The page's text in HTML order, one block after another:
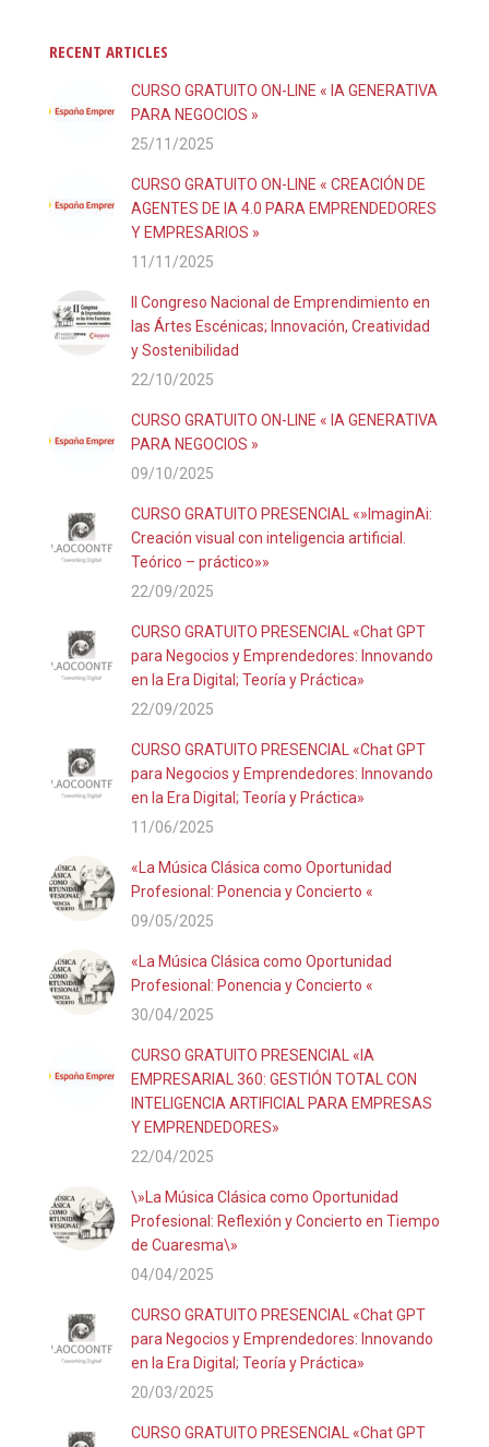
RECENT ARTICLES
CURSO GRATUITO ON-LINE « IA GENERATIVA
PARA NEGOCIOS »
25/11/2025
CURSO GRATUITO ON-LINE « CREACIÓN DE
AGENTES DE IA 4.0 PARA EMPRENDEDORES
Y EMPRESARIOS »
11/11/2025
II Congreso Nacional de Emprendimiento en
las Ártes Escénicas; Innovación, Creatividad
y Sostenibilidad
22/10/2025
CURSO GRATUITO ON-LINE « IA GENERATIVA
PARA NEGOCIOS »
09/10/2025
CURSO GRATUITO PRESENCIAL «»ImaginAi:
Creación visual con inteligencia artificial.
Teórico – práctico»»
22/09/2025
CURSO GRATUITO PRESENCIAL «Chat GPT
para Negocios y Emprendedores: Innovando
en la Era Digital; Teoría y Práctica»
22/09/2025
CURSO GRATUITO PRESENCIAL «Chat GPT
para Negocios y Emprendedores: Innovando
en la Era Digital; Teoría y Práctica»
11/06/2025
«La Música Clásica como Oportunidad
Profesional: Ponencia y Concierto «
09/05/2025
«La Música Clásica como Oportunidad
Profesional: Ponencia y Concierto «
30/04/2025
CURSO GRATUITO PRESENCIAL «IA
EMPRESARIAL 360: GESTIÓN TOTAL CON
INTELIGENCIA ARTIFICIAL PARA EMPRESAS
Y EMPRENDEDORES»
22/04/2025
\»La Música Clásica como Oportunidad
Profesional: Reflexión y Concierto en Tiempo
de Cuaresma\»
04/04/2025
CURSO GRATUITO PRESENCIAL «Chat GPT
para Negocios y Emprendedores: Innovando
en la Era Digital; Teoría y Práctica»
20/03/2025
CURSO GRATUITO PRESENCIAL «Chat GPT